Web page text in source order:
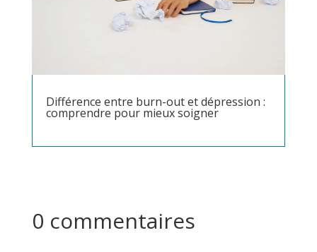
Différence entre burn-out et dépression :
comprendre pour mieux soigner
0 commentaires